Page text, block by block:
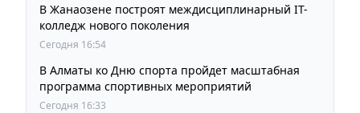
В Жанаозене построят междисциплинарный IT-
колледж нового поколения
Сегодня 16:54
В Алматы ко Дню спорта пройдет масштабная
программа спортивных мероприятий
Сегодня 16:33